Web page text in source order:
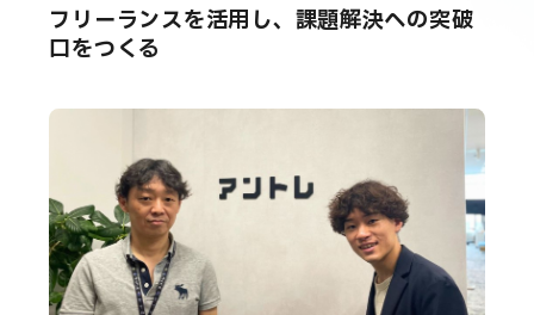
USER’S VOICE
MEMBERS
CAREERS
CONTACT
フリーランスを活用し、課題解決への突破
口をつくる